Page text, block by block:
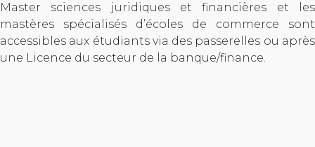
Master sciences juridiques et financières et les
mastères spécialisés d’écoles de commerce sont
accessibles aux étudiants via des passerelles ou après
une Licence du secteur de la banque/finance.